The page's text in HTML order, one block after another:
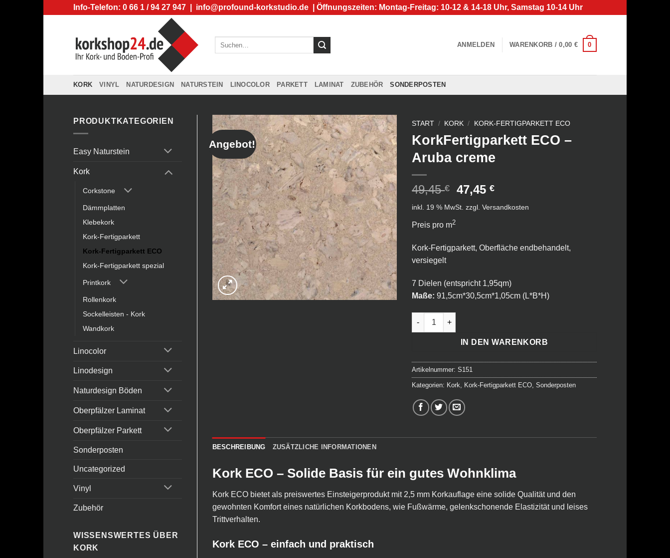
Info-Telefon: 0 66 1 / 94 27 947 | info@profound-korkstudio.de | Öffnungszeiten: Montag-Freitag: 10-12 & 14-18 Uhr, Samstag 10-14 Uhr
ANMELDEN WARENKORB /0,00 € 0
KORK VINYL NATURDESIGN NATURSTEIN LINOCOLOR PARKETT LAMINAT ZUBEHÖR SONDERPOSTEN
PRODUKTKATEGORIEN
Easy Naturstein
Kork
Corkstone
Dämmplatten
Klebekork
Kork-Fertigparkett
Kork-Fertigparkett ECO
Kork-Fertigparkett spezial
Printkork
Rollenkork
Sockelleisten - Kork
Wandkork
Linocolor
Linodesign
Naturdesign Böden
Oberpfälzer Laminat
Oberpfälzer Parkett
Sonderposten
Uncategorized
Vinyl
Zubehör
WISSENSWERTES ÜBER
KORK
Angebot!
START / KORK / KORK-FERTIGPARKETT ECO
KorkFertigparkett ECO –
Aruba creme
49,45€
Ursprünglicher
war:
47,45€Aktueller
ist:
inkl. 19 % MwSt. zzgl.Versandkosten
Preis pro m2
Kork-Fertigparkett, Oberfläche endbehandelt,
versiegelt
7 Dielen (entspricht 1,95qm)
Maße: 91,5cm*30,5cm*1,05cm (L*B*H)
KorkFertigparkett ECO - Aruba creme Menge
IN DEN WARENKORB
Artikelnummer:S151
Kategorien: Kork, Kork-Fertigparkett ECO,Sonderposten
BESCHREIBUNG ZUSÄTZLICHE INFORMATIONEN
Kork ECO – Solide Basis für ein gutes Wohnklima
Kork ECO bietet als preiswertes Einsteigerprodukt mit 2,5 mm Korkauflage eine solide Qualität und den
gewohnten Komfort eines natürlichen Korkbodens, wie Fußwärme, gelenkschonende Elastizität und leises
Trittverhalten.
Kork ECO – einfach und praktisch